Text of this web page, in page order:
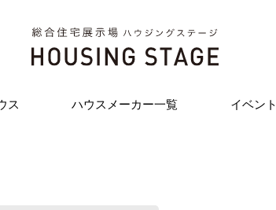
ス ハウスメーカー一覧 イベント